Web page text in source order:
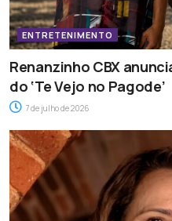
ENTRETENIMENTO
Renanzinho CBX
do ‘Te Vejo no Pagode’
7 de julho de 2026